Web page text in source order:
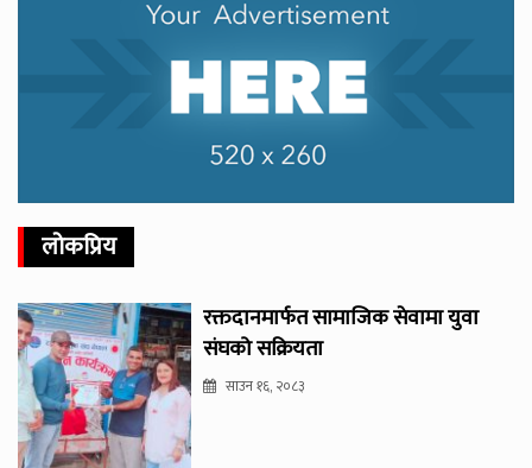
लोकप्रिय
रक्तदानमार्फत सामाजिक सेवामा युवा
संघको सक्रियता
साउन १६, २०८३